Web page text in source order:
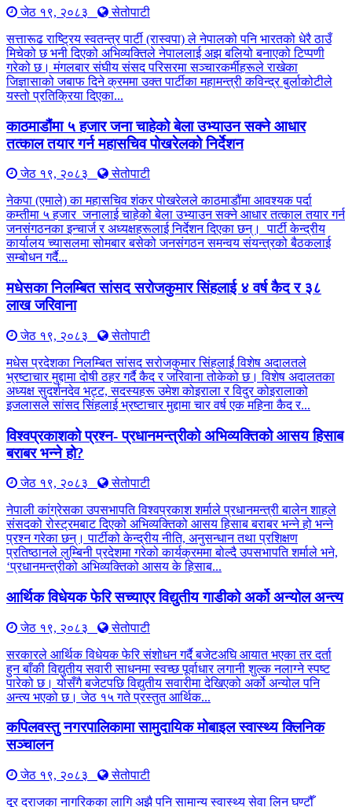
जेठ १९, २०८३
सेतोपाटी
सत्तारूढ राष्ट्रिय स्वतन्त्र पार्टी (रास्वपा) ले नेपालको पनि भारतको धेरै ठाउँ
मिचेको छ भनी दिएको अभिव्यक्तिले नेपाललाई अझ बलियो बनाएको टिप्पणी
गरेको छ। मंगलबार संघीय संसद परिसरमा सञ्चारकर्मीहरूले राखेका
जिज्ञासाको जबाफ दिने क्रममा उक्त पार्टीका महामन्त्री कविन्द्र बुर्लाकोटीले
यस्तो प्रतिक्रिया दिएका...
काठमाडौंमा ५ हजार जना चाहेको बेला उभ्याउन सक्ने आधार
तत्काल तयार गर्न महासचिव पोखरेलको निर्देशन
जेठ १९, २०८३
सेतोपाटी
नेकपा (एमाले) का महासचिव शंकर पोखरेलले काठमाडौंमा आवश्यक पर्दा
कम्तीमा ५ हजार जनालाई चाहेको बेला उभ्याउन सक्ने आधार तत्काल तयार गर्न
जनसंगठनका इन्चार्ज र अध्यक्षहरूलाई निर्देशन दिएका छन्। पार्टी केन्द्रीय
कार्यालय च्यासलमा सोमबार बसेको जनसंगठन समन्वय संयन्त्रको बैठकलाई
सम्बोधन गर्दै...
मधेसका निलम्बित सांसद सरोजकुमार सिंहलाई ४ वर्ष कैद र ३८
लाख जरिवाना
जेठ १९, २०८३
सेतोपाटी
मधेस प्रदेशका निलम्बित सांसद सरोजकुमार सिंहलाई विशेष अदालतले
भ्रष्टाचार मुद्दामा दोषी ठहर गर्दै कैद र जरिवाना तोकेको छ। विशेष अदालतका
अध्यक्ष सुदर्शनदेव भट्ट, सदस्यहरू उमेश कोइराला र विदुर कोइरालाको
इजलासले सांसद सिंहलाई भ्रष्टाचार मुद्दामा चार वर्ष एक महिना कैद र...
विश्वप्रकाशको प्रश्न- प्रधानमन्त्रीको अभिव्यक्तिको आसय हिसाब
बराबर भन्ने हो?
जेठ १९, २०८३
सेतोपाटी
नेपाली कांग्रेसका उपसभापति विश्वप्रकाश शर्माले प्रधानमन्त्री बालेन शाहले
संसदको रोस्ट्रमबाट दिएको अभिव्यक्तिको आसय हिसाब बराबर भन्ने हो भन्ने
प्रश्न गरेका छन्। पार्टीको केन्द्रीय नीति, अनुसन्धान तथा प्रशिक्षण
प्रतिष्ठानले लुम्बिनी प्रदेशमा गरेको कार्यक्रममा बोल्दै उपसभापति शर्माले भने,
‘प्रधानमन्त्रीको अभिव्यक्तिको आसय के हिसाब...
आर्थिक विधेयक फेरि सच्याएर विद्युतीय गाडीको अर्को अन्योल अन्त्य
जेठ १९, २०८३
सेतोपाटी
सरकारले आर्थिक विधेयक फेरि संशोधन गर्दै बजेटअघि आयात भएका तर दर्ता
हुन बाँकी विद्युतीय सवारी साधनमा स्वच्छ पूर्वाधार लगानी शुल्क नलाग्ने स्पष्ट
पारेको छ। योसँगै बजेटपछि विद्युतीय सवारीमा देखिएको अर्को अन्योल पनि
अन्त्य भएको छ। जेठ १५ गते प्रस्तुत आर्थिक...
कपिलवस्तु नगरपालिकामा सामुदायिक मोबाइल स्वास्थ्य क्लिनिक
सञ्चालन
जेठ १९, २०८३
सेतोपाटी
दूर दराजका नागरिकका लागि अझै पनि सामान्य स्वास्थ्य सेवा लिन घण्टौँ